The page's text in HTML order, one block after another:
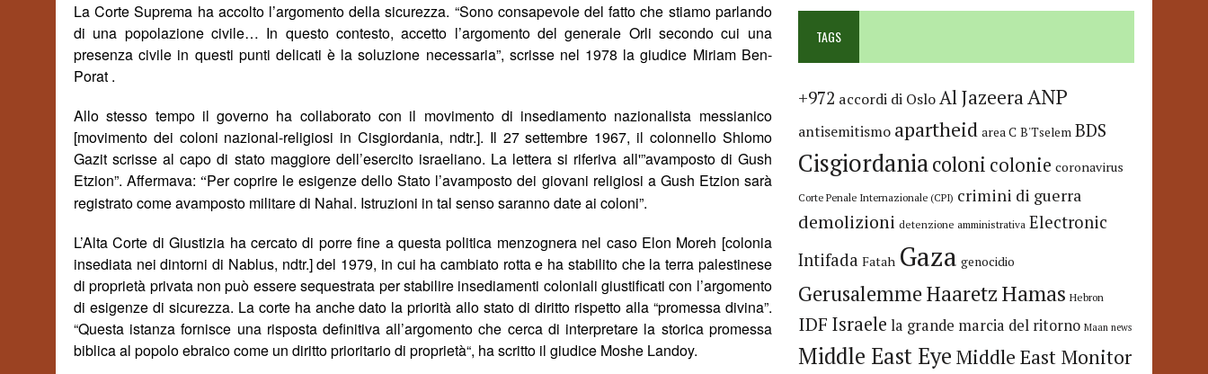
La Corte Suprema ha accolto l’argomento della sicurezza. “Sono consapevole del fatto che stiamo parlando
di una popolazione civile… In questo contesto, accetto l’argomento del generale Orli secondo cui una
presenza civile in questi punti delicati è la soluzione necessaria”, scrisse nel 1978 la giudice Miriam Ben-
Porat .
Allo stesso tempo il governo ha collaborato con il movimento di insediamento nazionalista messianico
[movimento dei coloni nazional-religiosi in Cisgiordania, ndtr.]. Il 27 settembre 1967, il colonnello Shlomo
Gazit scrisse al capo di stato maggiore dell’esercito israeliano. La lettera si riferiva all'”avamposto di Gush
Etzion”. Affermava:“Per coprire le esigenze dello Stato l’avamposto dei giovani religiosi a Gush Etzion sarà
registrato come avamposto militare di Nahal. Istruzioni in tal senso saranno date ai coloni”.
L’Alta Corte di Giustizia ha cercato di porre fine a questa politica menzognera nel caso Elon Moreh [colonia
insediata nei dintorni di Nablus, ndtr.] del 1979, in cui ha cambiato rotta e ha stabilito che la terra palestinese
di proprietà privata non può essere sequestrata per stabilire insediamenti coloniali giustificati con l’argomento
di esigenze di sicurezza. La corte ha anche dato la prioritàallo stato di diritto rispetto alla “promessa divina”.
“Questa istanza fornisce una risposta definitiva all’argomento che cerca di interpretare la storica promessa
biblica al popolo ebraico come un diritto prioritario di proprietà“, ha scritto il giudice Moshe Landoy.
TAGS
+972 accordi di OsloAl JazeeraANP
antisemitismo apartheid area C B'Tselem BDS
Cisgiordaniacoloni colonie coronavirus
Corte Penale Internazionale (CPI) crimini di guerra
demolizioni detenzione amministrativa Electronic
Intifada Fatah Gaza genocidio
GerusalemmeHaaretzHamas Hebron
IDF Israele la grande marcia del ritorno Maan news
Middle East Eye Middle East Monitor